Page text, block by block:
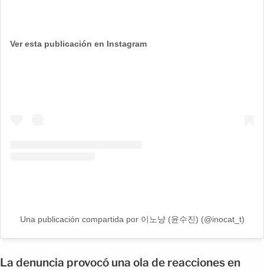
Ver esta publicación en Instagram
Una publicación compartida por 이노냥 (윤수진) (@inocat_t)
La denuncia provocó una ola de reacciones en